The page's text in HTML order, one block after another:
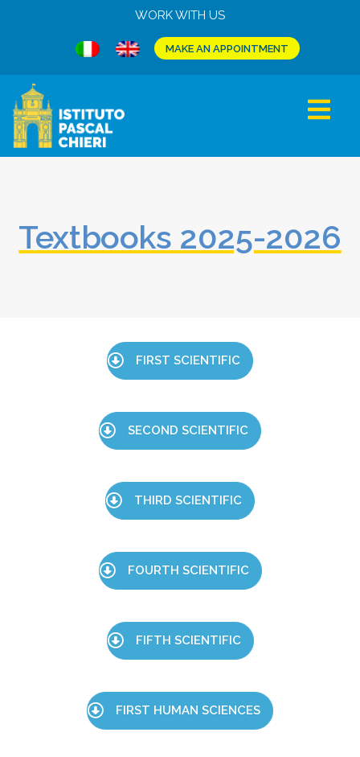
WORK WITH US
MAKE AN APPOINTMENT
Textbooks 2025-2026
FIRST SCIENTIFIC
SECOND SCIENTIFIC
THIRD SCIENTIFIC
FOURTH SCIENTIFIC
FIFTH SCIENTIFIC
FIRST HUMAN SCIENCES